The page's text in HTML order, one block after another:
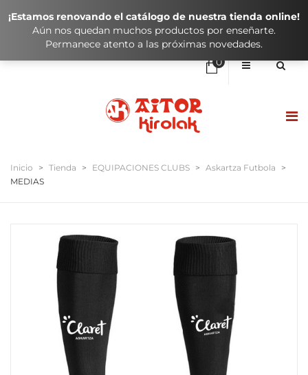
0
No hay elementos en el carrito
SUBTOTAL:
HASIERA / INICIO
IKASTOLAK / COLEGIOS
KONTAKTUA / CONTACTO
Inicio > Tienda > EQUIPACIONES CLUBS > Askartza Futbola
>
MEDIAS
¡Estamos renovando el catálogo de nuestra tienda online!
Aún nos quedan muchos productos por enseñarte.
Permanece atento a las próximas novedades.